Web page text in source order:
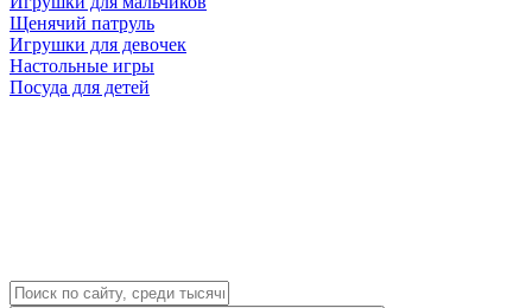
Щенячий патруль
Игрушки для девочек
Настольные игры
Посуда для детей